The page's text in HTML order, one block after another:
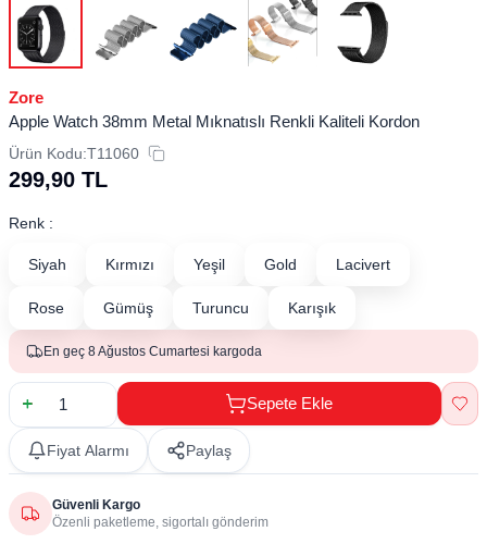
Zore
Apple Watch 38mm Metal Mıknatıslı Renkli Kaliteli Kordon
Ürün Kodu:T11060
299,90 TL
Renk :
Siyah Kırmızı Yeşil Gold Lacivert
Rose Gümüş Turuncu Karışık
En geç 8 Ağustos Cumartesi kargoda
Sepete Ekle
Fiyat Alarmı Paylaş
Güvenli Kargo
Özenli paketleme, sigortalı gönderim